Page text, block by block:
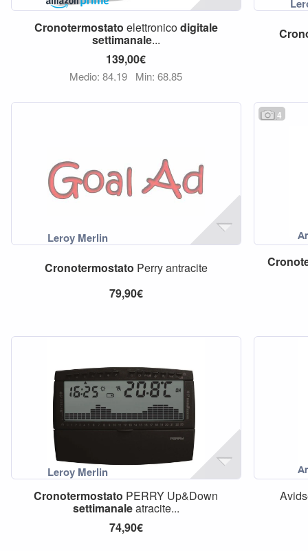
Cronotermostato elettronicodigitale
settimanale...
139,00€
Medio: 84,19 Min: 68,85
Cronotermostato Perry antracite
79,90€
4
Cronotermostato PERRY Up&Down
settimanaleatracite...
74,90€